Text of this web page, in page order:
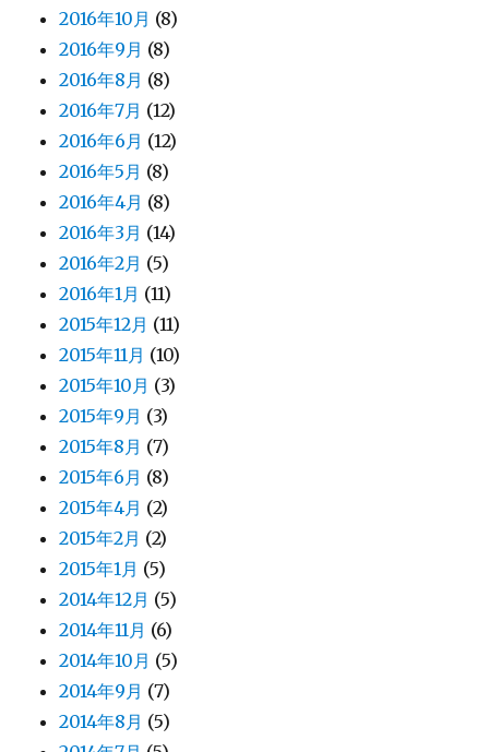
2016年10月 (8)
2016年9月 (8)
2016年8月 (8)
2016年7月 (12)
2016年6月 (12)
2016年5月 (8)
2016年4月 (8)
2016年3月 (14)
2016年2月 (5)
2016年1月 (11)
2015年12月 (11)
2015年11月 (10)
2015年10月 (3)
2015年9月 (3)
2015年8月 (7)
2015年6月 (8)
2015年4月 (2)
2015年2月 (2)
2015年1月 (5)
2014年12月 (5)
2014年11月 (6)
2014年10月 (5)
2014年9月 (7)
2014年8月 (5)